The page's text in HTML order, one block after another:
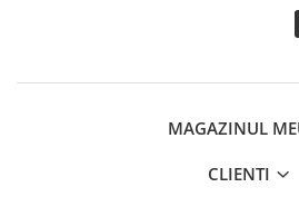
MAGAZINUL
CLIENTI